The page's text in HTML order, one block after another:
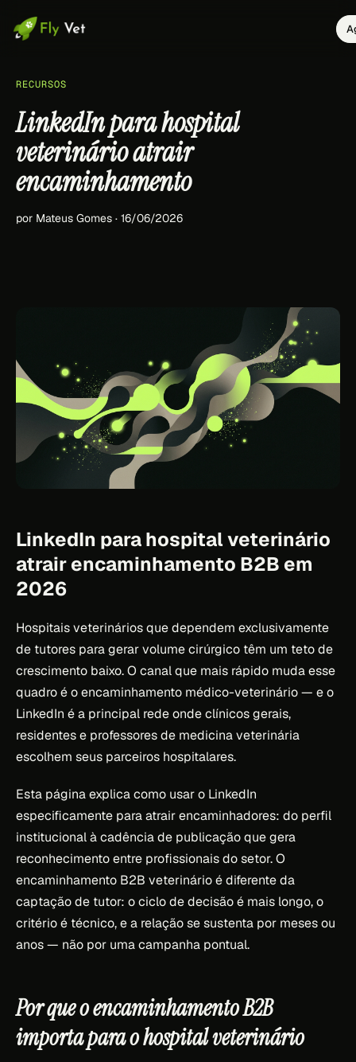
RECURSOS
LinkedIn para hospital
veterinário atrair
encaminhamento
por Mateus Gomes · 16/06/2026
LinkedIn para hospital veterinário
atrair encaminhamento B2B em
2026
Hospitais veterinários que dependem exclusivamente
de tutores para gerar volume cirúrgico têm um teto de
crescimento baixo. O canal que mais rápido muda esse
quadro é o encaminhamento médico-veterinário — e o
LinkedIn é a principal rede onde clínicos gerais,
residentes e professores de medicina veterinária
escolhem seus parceiros hospitalares.
Esta página explica como usar o LinkedIn
especificamente para atrair encaminhadores: do perfil
institucional à cadência de publicação que gera
reconhecimento entre profissionais do setor. O
encaminhamento B2B veterinário é diferente da
captação de tutor: o ciclo de decisão é mais longo, o
critério é técnico, e a relação se sustenta por meses ou
anos — não por uma campanha pontual.
Por que o encaminhamento B2B
importa para o hospital veterinário